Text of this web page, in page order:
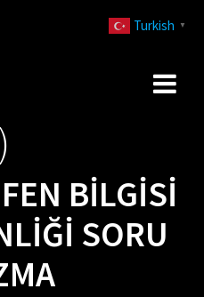
FEN BILGISI
SORU
Turkish ▼